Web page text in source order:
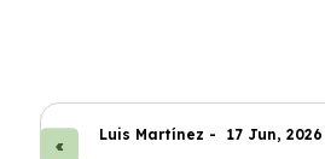
Luis Martínez - 17 Jun, 2026